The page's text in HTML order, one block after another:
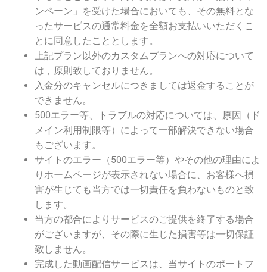
ンペーン」を受けた場合においても、その無料とな
ったサービスの通常料金を全額お支払いいただくこ
とに同意したこととします。
上記プラン以外のカスタムプランへの対応について
は，原則致しておりません。
入金分のキャンセルにつきましては返金することが
できません。
500エラー等、トラブルの対応については、原因（ド
メイン利用制限等）によって一部解決できない場合
もございます。
サイトのエラー（500エラー等）やその他の理由によ
りホームページが表示されない場合に、お客様へ損
害が生じても当方では一切責任を負わないものと致
します。
当方の都合によりサービスのご提供を終了する場合
がございますが、その際に生じた損害等は一切保証
致しません。
完成した動画配信サービスは、当サイトのポートフ